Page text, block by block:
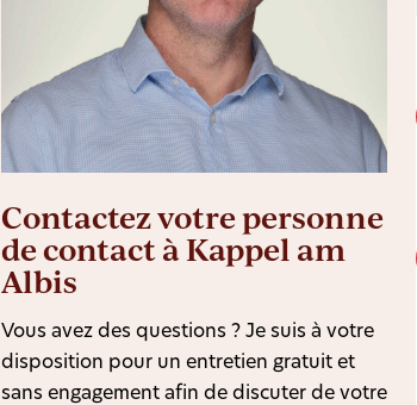
Contactez votre personne
de contact à Kappel am
Albis
Vous avez des questions ? Je suis à votre
disposition pour un entretien gratuit et
sans engagement afin de discuter de votre